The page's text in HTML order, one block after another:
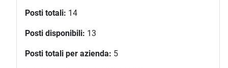
Posti totali: 14
Posti disponibili: 13
Posti totali per azienda: 5